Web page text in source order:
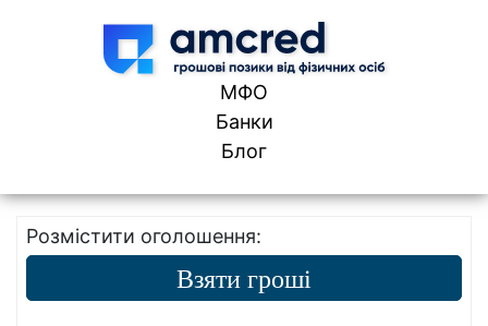
МФО
Банки
Блог
Розмістити оголошення:
Взяти гроші